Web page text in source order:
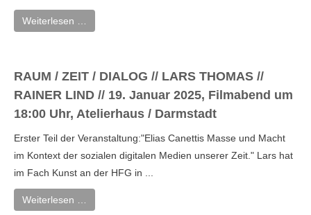
Weiterlesen …
RAUM / ZEIT / DIALOG // LARS THOMAS //
RAINER LIND // 19. Januar 2025, Filmabend um
18:00 Uhr, Atelierhaus / Darmstadt
Erster Teil der Veranstaltung:"Elias Canettis Masse und Macht
im Kontext der sozialen digitalen Medien unserer Zeit." Lars hat
im Fach Kunst an der HFG in ...
Weiterlesen …